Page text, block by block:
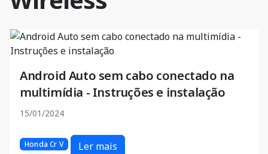
Android Auto sem cabo conectado na
multimídia - Instruções e instalação
15/01/2024
Honda Cr V Ler mais